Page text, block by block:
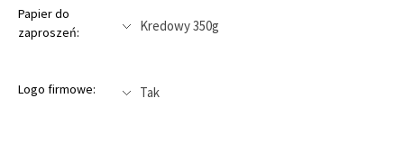
Papier do
zaproszeń:
Logo firmowe: